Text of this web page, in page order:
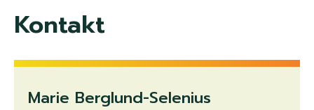
Kontakt
Marie Berglund-Selenius